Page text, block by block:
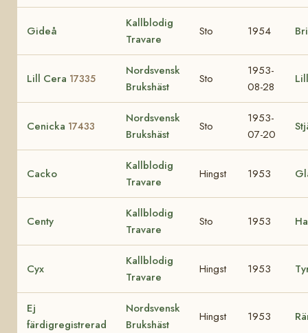
Gideå
Kallblodig
Travare
Sto 1954
Lill Cera 17335
Nordsvensk
Brukshäst
Sto
1953-
08-28
Cenicka 17433
Nordsvensk
Brukshäst
Sto
1953-
07-20
Cacko
Kallblodig
Travare
Hingst 1953
Centy
Kallblodig
Travare
Sto 1953
Cyx
Kallblodig
Travare
Hingst 1953
Ej
färdigregistrerad
Nordsvensk
Brukshäst
Hingst 1953